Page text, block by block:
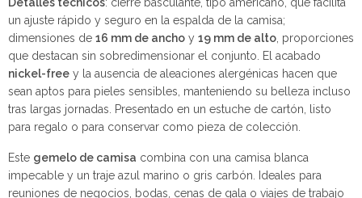
un ajuste rápido y seguro en la espalda de la camisa;
dimensiones de 16 mm de ancho y 19 mm de alto , proporciones
que destacan sin sobredimensionar el conjunto. El acabado
nickel-free y la ausencia de aleaciones alergénicas hacen que
sean aptos para pieles sensibles, manteniendo su belleza incluso
tras largas jornadas. Presentado en un estuche de cartón, listo
para regalo o para conservar como pieza de colección.
Este gemelo de camisa combina con una camisa blanca
impecable y un traje azul marino o gris carbón. Ideales para
reuniones de negocios, bodas, cenas de gala o viajes de trabajo